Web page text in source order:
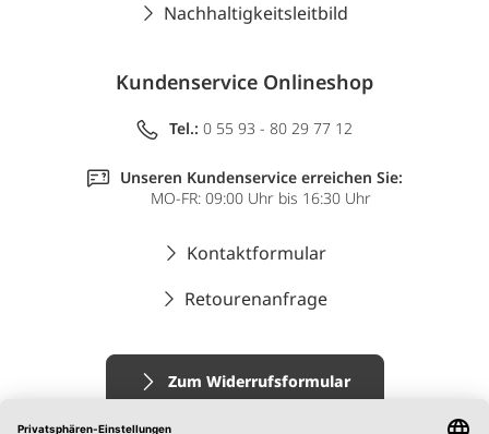
Nachhaltigkeitsleitbild
Kundenservice Onlineshop
Tel.: 0 55 93 - 80 29 77 12
Unseren Kundenservice erreichen Sie:
MO-FR: 09:00 Uhr bis 16:30 Uhr
Kontaktformular
Retourenanfrage
Zum Widerrufsformular